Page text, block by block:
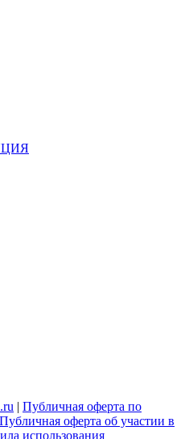
| Публичная оферта по
Публичная оферта об участии в
использования